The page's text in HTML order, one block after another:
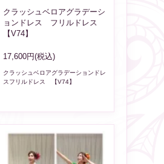
クラッシュベロアグラデーシ
ョンドレス フリルドレス
【V74】
17,600円(税込)
クラッシュベロアグラデーションドレ
スフリルドレス 【V74】